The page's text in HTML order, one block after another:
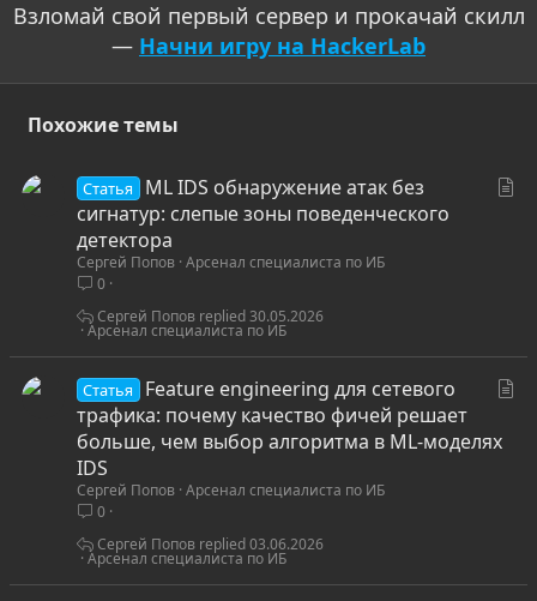
Взломай свой первый сервер и прокачай скилл
— Начни игру на HackerLab
Похожие темы
Статья
ML IDS обнаружение атак без
сигнатур: слепые зоны поведенческого
детектора
Сергей Попов Арсенал специалиста по ИБ
0
Арсенал специалиста по ИБ
30.05.2026
Сергей Попов
Статья
Feature engineering для сетевого
трафика: почему качество фичей решает
больше, чем выбор алгоритма в ML-моделях
IDS
Сергей Попов Арсенал специалиста по ИБ
0
Арсенал специалиста по ИБ
03.06.2026
Сергей Попов